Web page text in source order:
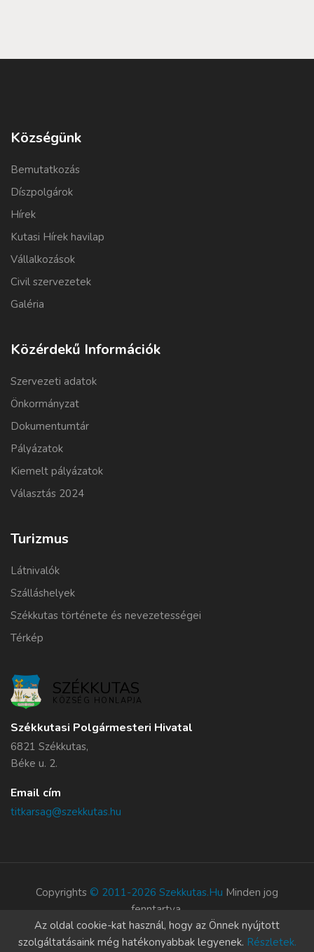
Községünk
Bemutatkozás
Díszpolgárok
Hírek
Kutasi Hírek havilap
Vállalkozások
Civil szervezetek
Galéria
Közérdekű Információk
Szervezeti adatok
Önkormányzat
Dokumentumtár
Pályázatok
Kiemelt pályázatok
Választás 2024
Turizmus
Látnivalók
Szálláshelyek
Székkutas története és nevezetességei
Térkép
SZÉKKUTAS
KÖZSÉG HONLAPJA
Székkutasi Polgármesteri Hivatal
6821 Székkutas,
Béke u. 2.
Email cím
titkarsag@szekkutas.hu
Copyrights © 2011-2026 Szekkutas.hu Minden jog
fenntartva.
Süti szabályzat
Az oldal cookie-kat használ, hogy az Önnek nyújtott
szolgáltatásaink még hatékonyabbak legyenek. Részletek.